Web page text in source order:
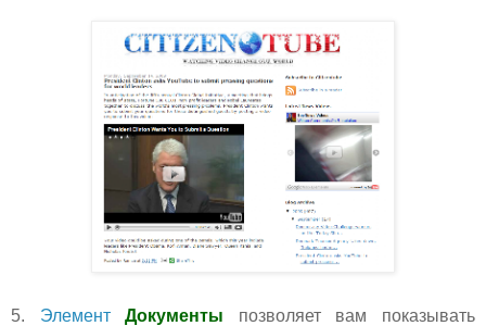
5. Элемент Документы позволяет вам показывать